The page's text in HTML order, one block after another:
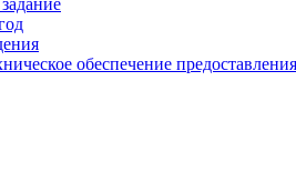
обеспечение